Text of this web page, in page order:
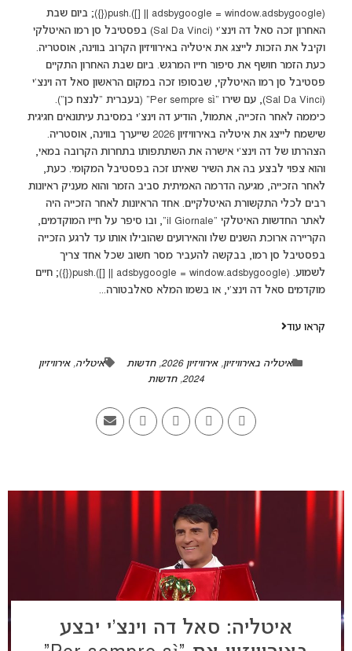
(adsbygoogle = window.adsbygoogle || []).push({}); ביום שבת
האחרון זכה סאל דה וינצ'י (Sal Da Vinci) בפסטיבל סן רמו האיטלקי
וקיבל את הזכות לייצג את איטליה באירוויזיון הקרוב בווינה, אוסטריה.
כעת הזמר חושף את סיפור חייו המרגש. ביום שבת האחרון התקיים
פסטיבל סן רמו האיטלקי, שבסופו זכה במקום הראשון סאל דה וינצ'י
(Sal Da Vinci), עם שירו “Per sempre sì" (בעברית "לנצח כן").
כיממה לאחר הזכייה, אתמול, הודיע דה וינצ'י במסיבת עיתונאים חגיגית
שישמח לייצג את איטליה באירוויזיון 2026 שייערך בווינה, אוסטריה.
הצהרתו של דה וינצ'י אישרה את השתתפותו בתחרות הקרובה במאי,
והוא צפוי לבצע בה את השיר שאיתו זכה בפסטיבל המקומי. כעת,
לאחר הזכייה, מגיעה הדרמה האמיתית סביב הזמר והוא מעניק ראיונות
רבים לכלי התקשורת האיטלקיים. אחד הראיונות לאחר הזכייה היה
לאתר החדשות האיטלקי "il Giornale", ובו סיפר על חייו המוקדמים,
הקריירה ארוכת השנים שלו והאירועים שהובילו אותו עד לרגע הזכייה
בפסטיבל סן רמו, בבקשה להעביר מסר חשוב שכל אחד צריך
לשמוע. (adsbygoogle = window.adsbygoogle || []).push({}); חיים
מוקדמים סאל דה וינצ'י, או בשמו המלא סאלבטורה...
קראו עוד
איטליה באירוויזיון,אירוויזיון 2026 ,חדשות איטליה,אירוויזיון
2024
,חדשות
איטליה: סאל דה וינצ’י יבצע